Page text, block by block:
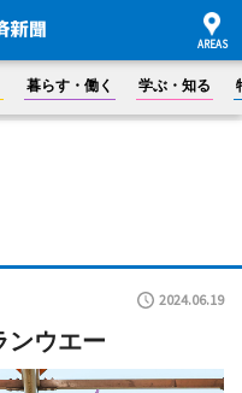
暮らす・働く 学ぶ・知る
2024.06.19
ンウエー